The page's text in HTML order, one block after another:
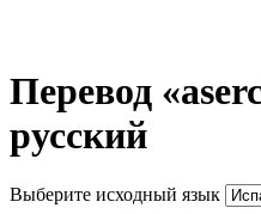
Перевод
русский
Выберите исходный язык